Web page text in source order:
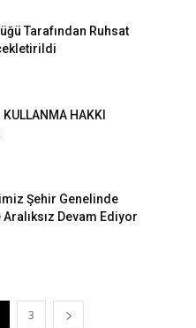
Tarafından Ruhsat
HAKKI
Şehir Genelinde
Devam Ediyor
3